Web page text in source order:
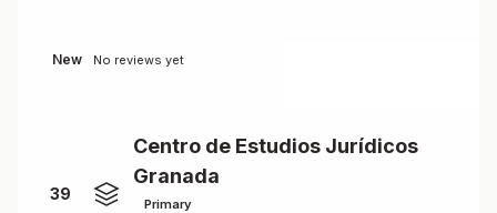
New No reviews yet
39
Centro de Estudios Jurídicos
Granada
Primary